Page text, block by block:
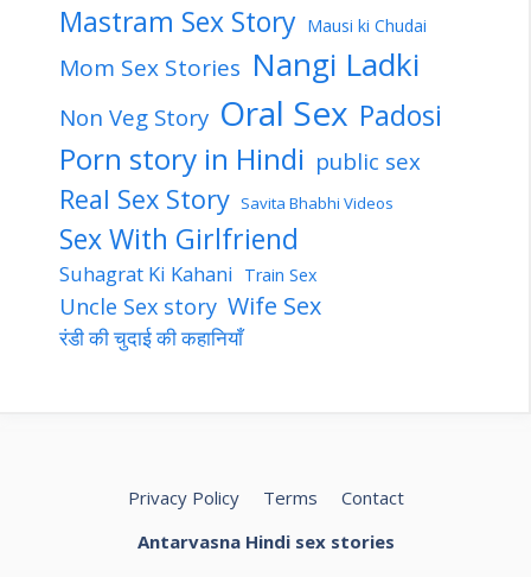
Mastram Sex Story Mausi ki Chudai
Mom Sex Stories Nangi Ladki
Non Veg Story Oral Sex Padosi
Porn story in Hindi public sex
Real Sex Story Savita Bhabhi Videos
Sex With Girlfriend
Suhagrat Ki Kahani Train Sex
Uncle Sex story Wife Sex
रंडी की चुदाई की कहानियाँ
Privacy Policy Terms
Contact
Antarvasna Hindi sex stories